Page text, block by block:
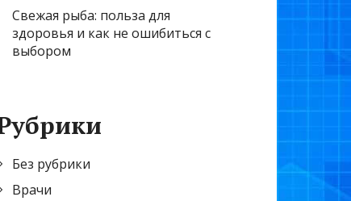
Свежая рыба: польза для
здоровья и как не ошибиться с
выбором
Без рубрики
Врачи